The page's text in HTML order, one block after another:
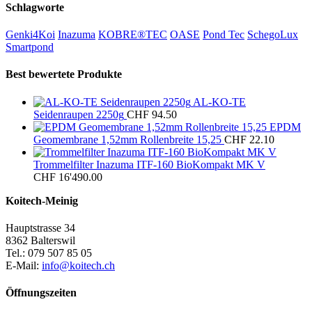
Schlagworte
Genki4Koi Inazuma KOBRE®TEC OASE Pond Tec SchegoLux
Smartpond
Best bewertete Produkte
AL-KO-TE
Seidenraupen 2250g CHF 94.50
EPDM
Geomembrane 1,52mm Rollenbreite 15,25 CHF 22.10
Trommelfilter Inazuma ITF-160 BioKompakt MK V
CHF 16'490.00
Koitech-Meinig
Hauptstrasse 34
8362 Balterswil
Tel.: 079 507 85 05
E-Mail: info@koitech.ch
Öffnungszeiten